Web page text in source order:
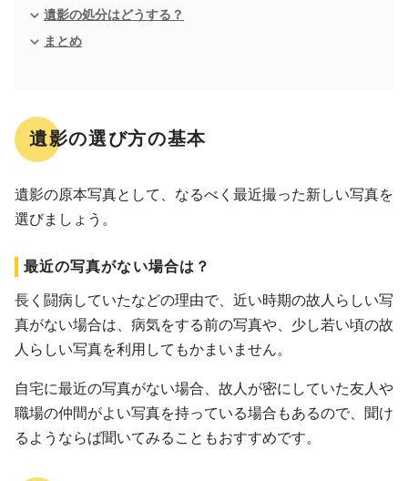
遺影の処分はどうする？
まとめ
遺影の選び方の基本
遺影の原本写真として、なるべく最近撮った新しい写真を
選びましょう。
最近の写真がない場合は？
長く闘病していたなどの理由で、近い時期の故人らしい写
真がない場合は、病気をする前の写真や、少し若い頃の故
人らしい写真を利用してもかまいません。
自宅に最近の写真がない場合、故人が密にしていた友人や
職場の仲間がよい写真を持っている場合もあるので、聞け
るようならば聞いてみることもおすすめです。